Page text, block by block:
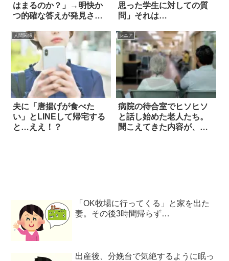
はまるのか？」→明快か
つ的確な答えが発見され
思った学生に対しての質
問」それは…
人間関係
夫に「唐揚げが食べた
い」とLINEして帰宅する
と…ええ！？
シニア
病院の待合室でヒソヒソ
と話し始めた老人たち。
聞こえてきた内容が、本
「OK牧場に行ってくる」と家を出た
妻。その後3時間帰らず…
出産後、分娩台で気絶するように眠っ